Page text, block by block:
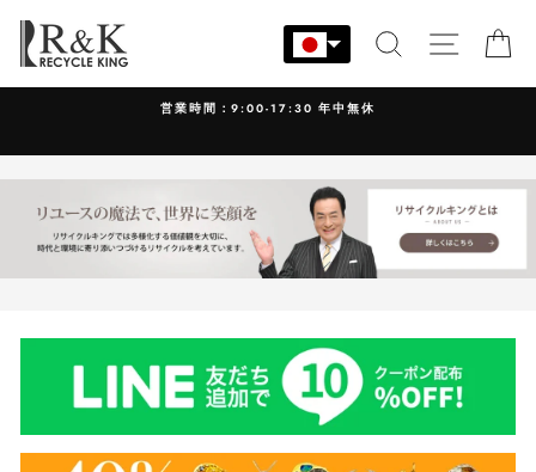
ン
す
検索 サイト
営業時間：9:00-17:30 年中無休